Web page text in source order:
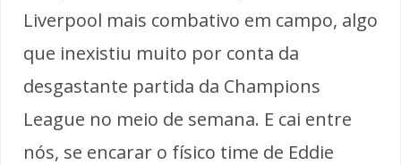
Liverpool mais combativo em campo, algo
que inexistiu muito por conta da
desgastante partida da Champions
League no meio de semana. E cai entre
nós, se encarar o físico time de Eddie